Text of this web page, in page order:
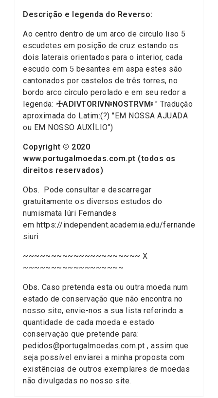
Descrição e legenda do Reverso:
Ao centro dentro de um arco de circulo liso 5
escudetes em posição de cruz estando os
dois laterais orientados para o interior, cada
escudo com 5 besantes em aspa estes são
cantonados por castelos de três torres, no
bordo arco circulo perolado e em seu redor a
legenda: ☩ADIVTORIVN⦂NOSTRVM⦂ " Tradução
aproximada do Latim:(?) "EM NOSSA AJUADA
ou EM NOSSO AUXÍLIO")
Copyright © 2020
www.portugalmoedas.com.pt (todos os
direitos reservados)
Obs. Pode consultar e descarregar
gratuitamente os diversos estudos do
numismata Iúri Fernandes
em https://independent.academia.edu/fernande
siuri
~~~~~~~~~~~~~~~~~~~~~ X
~~~~~~~~~~~~~~~~~~
Obs. Caso pretenda esta ou outra moeda num
estado de conservação que não encontra no
nosso site, envie-nos a sua lista referindo a
quantidade de cada moeda e estado
conservação que pretende para:
pedidos@portugalmoedas.com.pt , assim que
seja possível enviarei a minha proposta com
existências de outros exemplares de moedas
não divulgadas no nosso site.